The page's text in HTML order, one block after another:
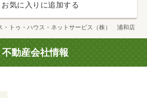
お気に入りに追加する
・トゥ・ハウス・ネットサービス（株） 浦和店
不動産会社情報